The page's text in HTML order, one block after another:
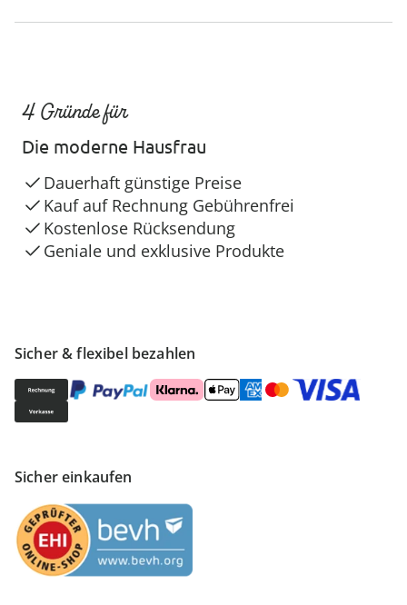
Sicher & flexibel bezahlen
Sicher einkaufen
4 Gründe für
Die moderne Hausfrau
Dauerhaft günstige Preise
Kauf auf Rechnung Gebührenfrei
Kostenlose Rücksendung
Geniale und exklusive Produkte